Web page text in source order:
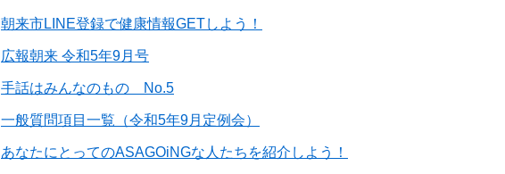
朝来市LINE登録で健康情報GETしよう！
広報朝来 令和5年9月号
手話はみんなのもの No.5
一般質問項目一覧（令和5年9月定例会）
あなたにとってのASAGOiNGな人たちを紹介しよう！